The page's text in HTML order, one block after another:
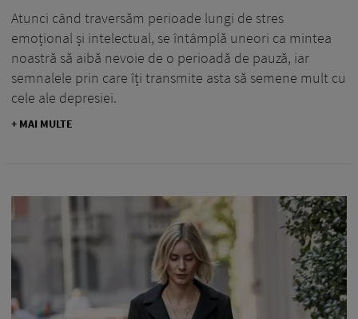
Atunci când traversăm perioade lungi de stres
emoțional și intelectual, se întâmplă uneori ca mintea
noastră să aibă nevoie de o perioadă de pauză, iar
semnalele prin care îți transmite asta să semene mult cu
cele ale depresiei.
+ MAI MULTE